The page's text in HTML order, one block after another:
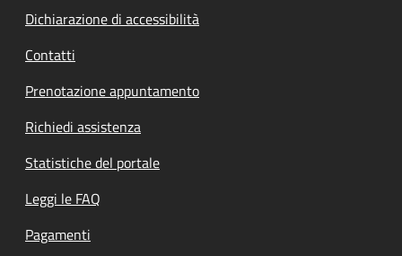
Dichiarazione di accessibilità
Contatti
Prenotazione appuntamento
Richiedi assistenza
Statistiche del portale
Leggi le FAQ
Pagamenti